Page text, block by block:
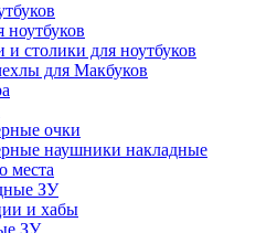
и столики для ноутбуков
для Макбуков
очки
наушники накладные
места
ЗУ
и хабы
ЗУ